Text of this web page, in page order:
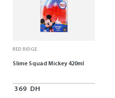
RED RIDGE
Slime Squad Mickey 420ml
369 DH